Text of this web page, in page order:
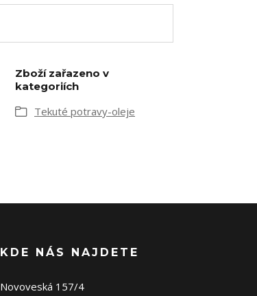
Zboží zařazeno v
kategoriích
Tekuté potravy-oleje
KDE NÁS NAJDETE
Novoveská 157/4